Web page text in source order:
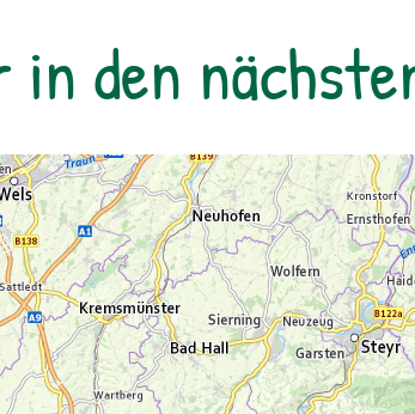
Natur – Abenteuer, Spiel und Spaß sind
garantiert!Montag bis Freitag |
jeweils von 08:00 bis 16:30 Uhr:Mo &
Nationalparkzentrum im Schloss
der DonauDo & Fr – Programm in
EckartsauVerpflegung: Lunchpakete
Grillen am Lagefeuer, Getränke
den